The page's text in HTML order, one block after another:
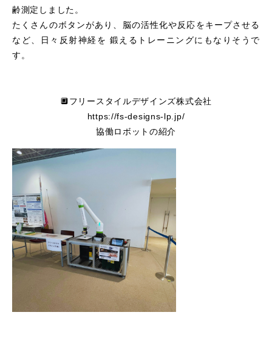
齢測定しました。
たくさんのボタンがあり、脳の活性化や反応をキープさせる
など、日々反射神経を 鍛えるトレーニングにもなりそうで
す。
🔲フリースタイルデザインズ株式会社
https://fs-designs-lp.jp/
協働ロボットの紹介